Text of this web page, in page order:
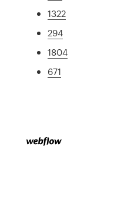
1322
294
1804
671